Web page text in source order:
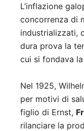
L’inflazione
concorrenza di
industrializzati,
dura prova la
cui si fondava
Nel 1925,
per motivi di
figlio di Ernst,
rilanciare la